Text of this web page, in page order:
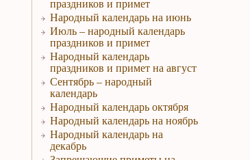
праздников и примет
Народный календарь на июнь
Июль – народный календарь
праздников и примет
Народный календарь
праздников и примет на август
Сентябрь – народный
календарь
Народный календарь октября
Народный календарь на ноябрь
Народный календарь на
декабрь